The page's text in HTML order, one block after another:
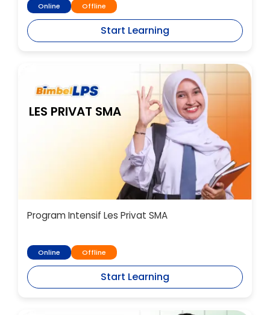
Online Offline
Start Learning
LES PRIVAT SMA
Program Intensif Les Privat SMA
Online Offline
Start Learning